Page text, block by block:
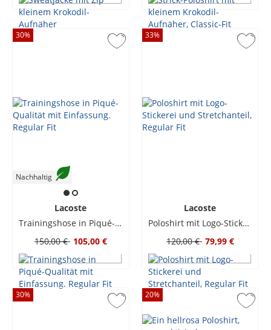
30%
Nachhaltig
Lacoste
Trainingshose in Piqué-Qualität mit Einfassung. Regular Fit
150,00 € 105,00 €
33%
Lacoste
Poloshirt mit Logo-Stickerei und Stretchanteil, Regular Fit
120,00 € 79,99 €
30% 20%